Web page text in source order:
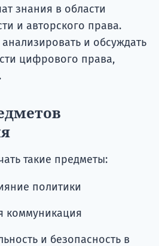
знания в области
и авторского права.
и обсуждать
цифрового права,
такие предметы:
политики
коммуникация
и безопасность в